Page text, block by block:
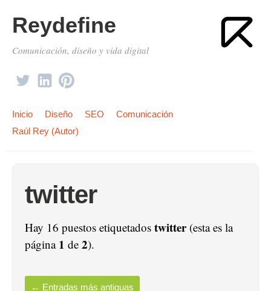
Reydefine
Comunicación, diseño y vida digital
Inicio Diseño SEO
Comunicación
Raúl Rey (Autor)
twitter
Hay 16 puestos etiquetados twitter(esta es la
página 1 de 2).
← Entradas más antiguas